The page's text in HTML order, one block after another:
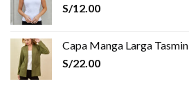
S/12.00
Capa Manga Larga Tasmin
S/22.00